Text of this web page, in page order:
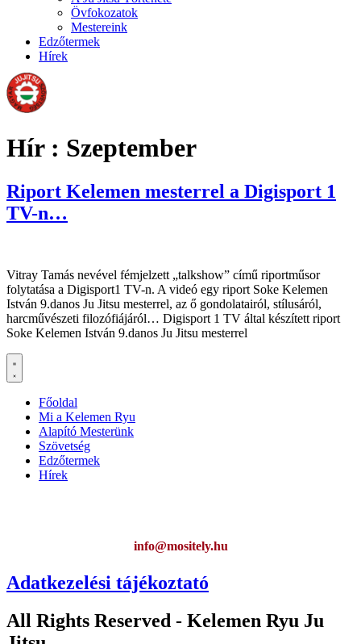
Övfokozatok
Mestereink
Edzőtermek
Hírek
Hír : Szeptember
Riport Kelemen mesterrel a Digisport 1
TV-n…
Vitray Tamás nevével fémjelzett „talkshow” című riportműsor
folytatása a Digisport1 TV-n. A videó egy riport Soke Kelemen
István 9.danos Ju Jitsu mesterrel, az ő gondolatairól, stílusáról,
harcművészeti filozófiájáról… Digisport 1 TV által készített riport
Soke Kelemen István 9.danos Ju Jitsu mesterrel
Főoldal
Mi a Kelemen Ryu
Alapító Mesterünk
Szövetség
Edzőtermek
Hírek
info@mositely.hu
Adatkezelési tájékoztató
All Rights Reserved - Kelemen Ryu Ju